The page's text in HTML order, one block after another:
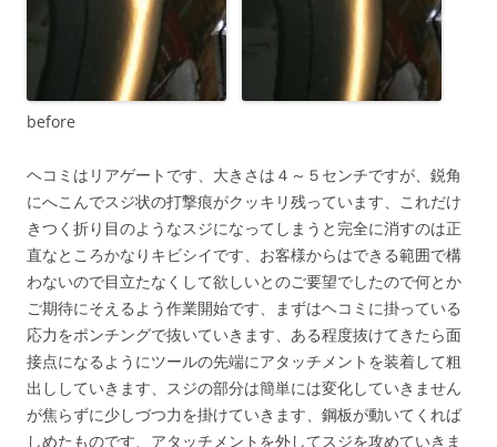
before
ヘコミはリアゲートです、大きさは４～５センチですが、鋭角
にへこんでスジ状の打撃痕がクッキリ残っています、これだけ
きつく折り目のようなスジになってしまうと完全に消すのは正
直なところかなりキビシイです、お客様からはできる範囲で構
わないので目立たなくして欲しいとのご要望でしたので何とか
ご期待にそえるよう作業開始です、まずはヘコミに掛っている
応力をポンチングで抜いていきます、ある程度抜けてきたら面
接点になるようにツールの先端にアタッチメントを装着して粗
出ししていきます、スジの部分は簡単には変化していきません
が焦らずに少しづつ力を掛けていきます、鋼板が動いてくれば
しめたものです、アタッチメントを外してスジを攻めていきま